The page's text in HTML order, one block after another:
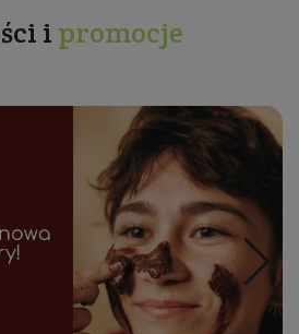
i promocje